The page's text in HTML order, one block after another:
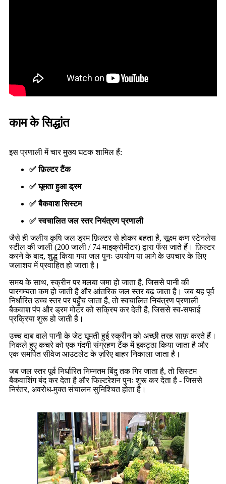
काम के सिद्धांत
इस प्रणाली में चार मुख्य घटक शामिल हैं:
✅ फ़िल्टर टैंक
✅ घूमता हुआ ड्रम
✅ बैकवाश सिस्टम
✅ स्वचालित जल स्तर नियंत्रण प्रणाली
जैसे ही जलीय कृषि जल ड्रम फ़िल्टर से होकर बहता है, सूक्ष्म कण स्टेनलेस
स्टील की जाली (200 जाली / 74 माइक्रोमीटर) द्वारा फँस जाते हैं। फ़िल्टर
करने के बाद, शुद्ध किया गया जल पुनः उपयोग या आगे के उपचार के लिए
जलाशय में प्रवाहित हो जाता है।
समय के साथ, स्क्रीन पर मलबा जमा हो जाता है, जिससे पानी की
पारगम्यता कम हो जाती है और आंतरिक जल स्तर बढ़ जाता है। जब यह पूर्व
निर्धारित उच्च स्तर पर पहुँच जाता है, तो स्वचालित नियंत्रण प्रणाली
बैकवाश पंप और ड्रम मोटर को सक्रिय कर देती है, जिससे स्व-सफाई
प्रक्रिया शुरू हो जाती है।
उच्च दाब वाले पानी के जेट घूमती हुई स्क्रीन को अच्छी तरह साफ़ करते हैं।
निकले हुए कचरे को एक गंदगी संग्रहण टैंक में इकट्ठा किया जाता है और
एक समर्पित सीवेज आउटलेट के ज़रिए बाहर निकाला जाता है।
जब जल स्तर पूर्व निर्धारित निम्नतम बिंदु तक गिर जाता है, तो सिस्टम
बैकवाशिंग बंद कर देता है और फिल्टरेशन पुनः शुरू कर देता है - जिससे
निरंतर, अवरोध-मुक्त संचालन सुनिश्चित होता है।